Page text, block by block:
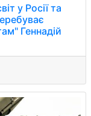
у Росії та
Геннадій